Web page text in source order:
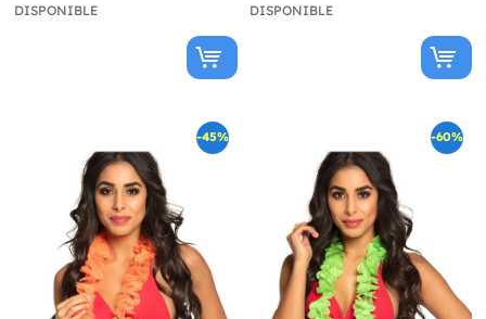
DISPONIBLE DISPONIBLE
-45% -60%